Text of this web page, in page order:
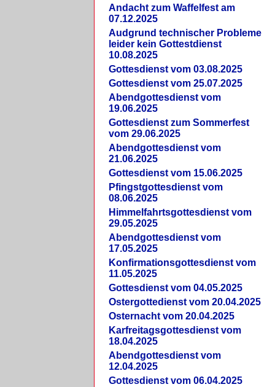
Andacht zum Waffelfest am
07.12.2025
Audgrund technischer Probleme
leider kein Gottestdienst
10.08.2025
Gottesdienst vom 03.08.2025
Gottesdienst vom 25.07.2025
Abendgottesdienst vom
19.06.2025
Gottesdienst zum Sommerfest
vom 29.06.2025
Abendgottesdienst vom
21.06.2025
Gottesdienst vom 15.06.2025
Pfingstgottesdienst vom
08.06.2025
Himmelfahrtsgottesdienst vom
29.05.2025
Abendgottesdienst vom
17.05.2025
Konfirmationsgottesdienst vom
11.05.2025
Gottesdienst vom 04.05.2025
Ostergottedienst vom 20.04.2025
Osternacht vom 20.04.2025
Karfreitagsgottesdienst vom
18.04.2025
Abendgottesdienst vom
12.04.2025
Gottesdienst vom 06.04.2025